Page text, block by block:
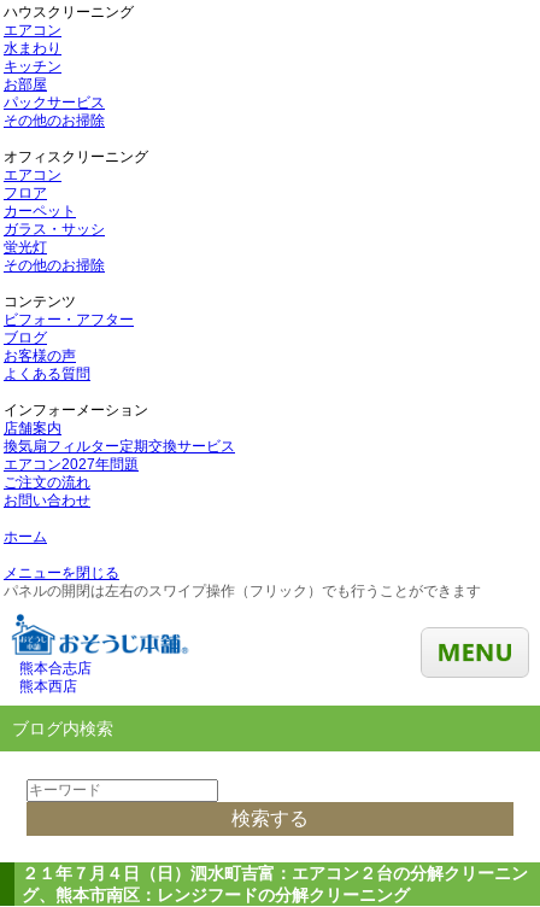
ハウスクリーニング
エアコン
水まわり
キッチン
お部屋
パックサービス
その他のお掃除
オフィスクリーニング
エアコン
フロア
カーペット
ガラス・サッシ
蛍光灯
その他のお掃除
コンテンツ
ビフォー・アフター
ブログ
お客様の声
よくある質問
インフォーメーション
店舗案内
換気扇フィルター定期交換サービス
エアコン2027年問題
ご注文の流れ
お問い合わせ
ホーム
メニューを閉じる
パネルの開閉は左右のスワイプ操作（フリック）でも行うことができます
熊本合志店
熊本西店
ブログ内検索
２１年７月４日（日）泗水町吉富：エアコン２台の分解クリーニン
グ、熊本市南区：レンジフードの分解クリーニング